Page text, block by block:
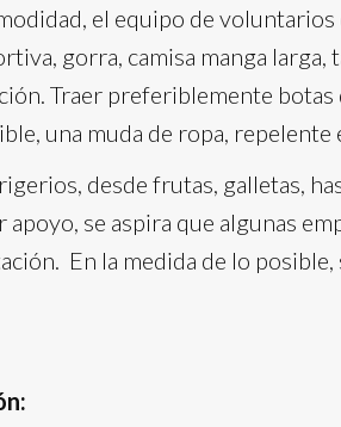
el equipo de
gorra, camisa manga larga,
Traer preferiblemente
una muda de ropa,
desde frutas, galletas,
apoyo, se aspira que algunas
En la medida de lo